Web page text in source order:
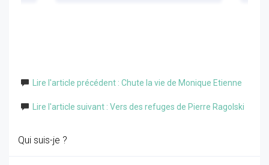
Lire l'article précédent : Chute la vie de Monique Etienne
Lire l'article suivant : Vers des refuges de Pierre Ragolski
Qui suis-je ?